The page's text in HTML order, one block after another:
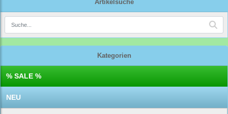
Artikelsuche
Kategorien
% SALE %
NEU